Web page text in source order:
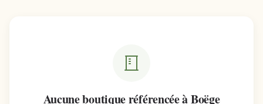
Aucune boutique référencée à Boëge